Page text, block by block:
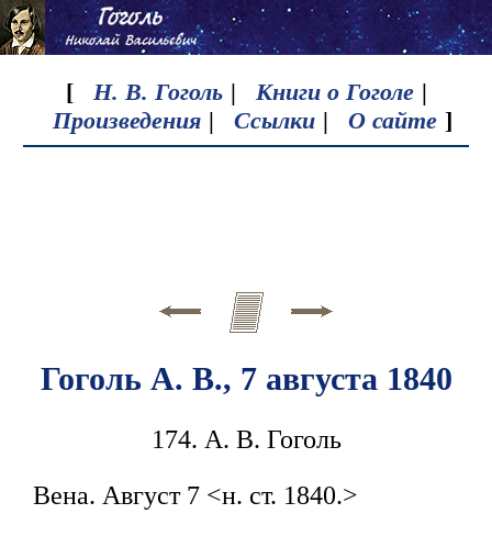
[ Н. В. Гоголь | Книги о Гоголе |
Произведения | Ссылки | О сайте ]
Гоголь А. В., 7 августа 1840
174. А. В. Гоголь
Вена. Август 7 <н. ст. 1840.>